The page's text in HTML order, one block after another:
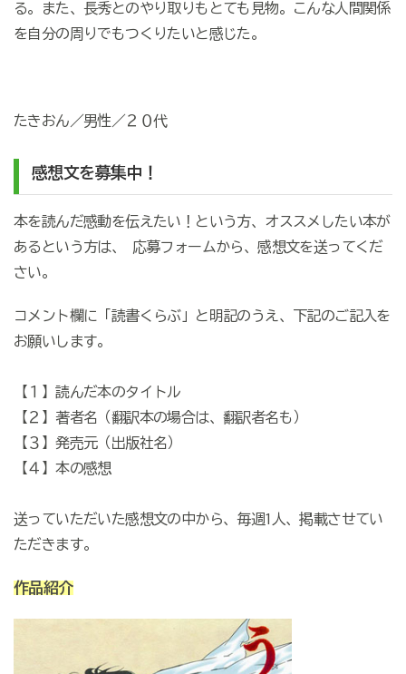
る。また、長秀とのやり取りもとても見物。こんな人間関係
を自分の周りでもつくりたいと感じた。
たきおん／男性／２０代
感想文を募集中！
本を読んだ感動を伝えたい！という方、オススメしたい本が
あるという方は、 応募フォームから、感想文を送ってくだ
さい。
コメント欄に「読書くらぶ」と明記のうえ、下記のご記入を
お願いします。
【１】読んだ本のタイトル
【２】著者名（翻訳本の場合は、翻訳者名も）
【３】発売元（出版社名）
【４】本の感想
送っていただいた感想文の中から、毎週1人、掲載させてい
ただきます。
作品紹介